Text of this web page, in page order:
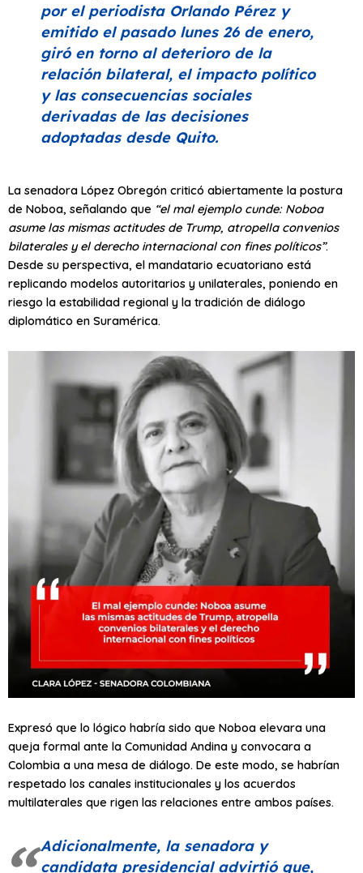
por el periodista Orlando Pérez y
emitido el pasado lunes 26 de enero,
giró en torno al deterioro de la
relación bilateral, el impacto político
y las consecuencias sociales
derivadas de las decisiones
adoptadas desde Quito.
La senadora López Obregón criticó abiertamente la postura
de Noboa, señalando que “el mal ejemplo cunde: Noboa
asume las mismas actitudes de Trump, atropella convenios
bilaterales y el derecho internacional con fines políticos”.
Desde su perspectiva, el mandatario ecuatoriano está
replicando modelos autoritarios y unilaterales, poniendo en
riesgo la estabilidad regional y la tradición de diálogo
diplomático en Suramérica.
Expresó que lo lógico habría sido que Noboa elevara una
queja formal ante la Comunidad Andina y convocara a
Colombia a una mesa de diálogo. De este modo, se habrían
respetado los canales institucionales y los acuerdos
multilaterales que rigen las relaciones entre ambos países.
Adicionalmente, la senadora y
candidata presidencial advirtió que,